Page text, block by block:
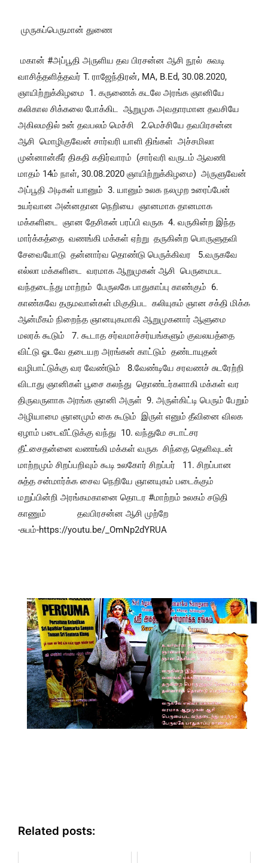
முருகப்பெருமான் துணை
வாசித்தளித்தவர் T. ராஜேந்திரன், MA, B.Ed, 30.08.2020,
ஞாயிற்றுக்கிழமை  1. கருணைக் கடலே அரங்க ஞானியே
கலிகால சிக்கலை போக்கிட  ஆறுமுக அவதாரமான தவசியே
அகிலமதில் உன் தவபலம் மெச்சி   2.மெச்சியே தவபிரசன்ன
ஆசி  மொழிகுவேன் சார்வரி யாளி திங்கள்  அச்சமிலா
முன்னான்கீர் திகதி கதிர்வாரம்  (சார்வரி வருடம் ஆவணி
மாதம் 14ம் நாள், 30.08.2020 ஞாயிற்றுக்கிழமை)  அருளுவேன்
அப்பூதி அடிகள் யானும்  3. யானும் உலக நலமுற உரைப்பேன்
உயர்வான அன்னதான நெறியை  ஞானமாக தானமாக
மக்களிடை  ஞான தேசிகன் பரப்பி வருக  4. வருகின்ற இந்த
மார்க்கத்தை  வணங்கி மக்கள் ஏற்று  தருகின்ற பொருளுதவி
சேவையோடு  தன்னார்வ தொண்டு பெருக்கிவர   5.வருகவே
எல்லா மக்களிடை  வரமாக ஆறுமுகன் ஆசி  பெருமைபட
வந்தடைந்து மாற்றம்  பேருலகே பாதுகாப்பு காண்கும்  6.
காண்கவே தருமவான்கள் மிகுதிபட  கலியுகம் ஞான சக்தி மிக்க
ஆன்மீகம் நிறைந்த ஞானயுகமாகி ஆறுமுகனார் ஆளுமை
மலரக் கூடும்   7. கூடாத சர்வமாச்சர்யங்களும் குவலயத்தை
விட்டு ஓடவே தடையற அரங்கன் காட்டும்  தண்டாயுதன்
வழிபாட்டுக்கு வர வேண்டும்   8.வேண்டியே சரவணச் சுடரேற்றி
விடாது ஞானிகள் பூசை கலந்து  தொண்டர்களாகி மக்கள் வர
திருவருளாக அரங்க ஞானி அருள்  9. அருள்கிட்டி பெரும் பேறும்
அழியாமை ஞானமும் கை கூடும்  இருள் எனும் தீவினை விலக
ஏழாம் படைவீட்டுக்கு வந்து  10. வந்துமே சடாட்சர
தீட்சைதன்னை வணங்கி மக்கள் வருக  சிந்தை தெளிவுடன்
மாற்றமும் சிறப்பறிவும் கூடி உலகோர் சிறப்பர்   11. சிறப்பான
சுத்த சன்மார்க்க சைவ நெறியே ஞானயுகம் படைக்கும்
மறுப்பின்றி அரங்கமகானை தொடர #மாற்றம் உலகம் சடுதி
காணும்             தவபிரசன்ன ஆசி முற்றே
-சுபம்-https://youtu.be/_OmNp2dYRUA
Related posts: